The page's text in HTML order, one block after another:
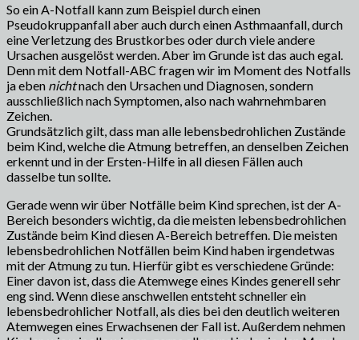
So ein A-Notfall kann zum Beispiel durch einen
Pseudokruppanfall aber auch durch einen Asthmaanfall, durch
eine Verletzung des Brustkorbes oder durch viele andere
Ursachen ausgelöst werden. Aber im Grunde ist das auch egal.
Denn mit dem Notfall-ABC fragen wir im Moment des Notfalls
ja eben nichtnach den Ursachen und Diagnosen, sondern
ausschließlich nach Symptomen, also nach wahrnehmbaren
Zeichen.
Grundsätzlich gilt, dass man alle lebensbedrohlichen Zustände
beim Kind, welche die Atmung betreffen, an denselben Zeichen
erkennt und in der Ersten-Hilfe in all diesen Fällen auch
dasselbe tun sollte.
Gerade wenn wir über Notfälle beim Kind sprechen, ist der A-
Bereich besonders wichtig, da die meisten lebensbedrohlichen
Zustände beim Kind diesen A-Bereich betreffen. Die meisten
lebensbedrohlichen Notfällen beim Kind haben irgendetwas
mit der Atmung zu tun. Hierfür gibt es verschiedene Gründe:
Einer davon ist, dass die Atemwege eines Kindes generell sehr
eng sind. Wenn diese anschwellen entsteht schneller ein
lebensbedrohlicher Notfall, als dies bei den deutlich weiteren
Atemwegen eines Erwachsenen der Fall ist. Außerdem nehmen